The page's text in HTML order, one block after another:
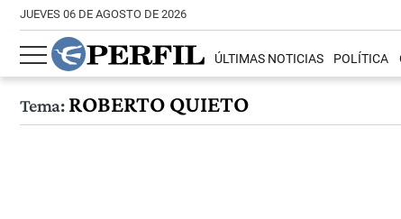
JUEVES 06 DE AGOSTO DE 2026
ÚLTIMAS NOTICIAS POLÍTICA
Tema:ROBERTO QUIETO